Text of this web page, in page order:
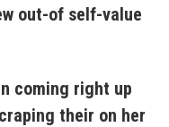
out-of self-value
coming right up
their on her